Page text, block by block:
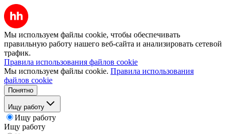
Мы используем файлы cookie, чтобы обеспечивать
правильную работу нашего веб-сайта и анализировать сетевой
трафик.
Правила использования файлов cookie
Мы используем файлы cookie. Правила использования
файлов cookie
Понятно
Ищу работу
Ищу работу
Ищу работу